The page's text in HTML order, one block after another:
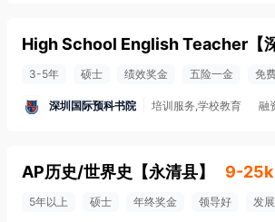
High School English Teacher 【
3-5年 硕士 绩效奖金 五险一金 免
深圳国际预科书院 培训服务,学校教育 融
AP历史/世界史 【永清县】 9-25k
5年以上 硕士 年终奖金 领导好 发